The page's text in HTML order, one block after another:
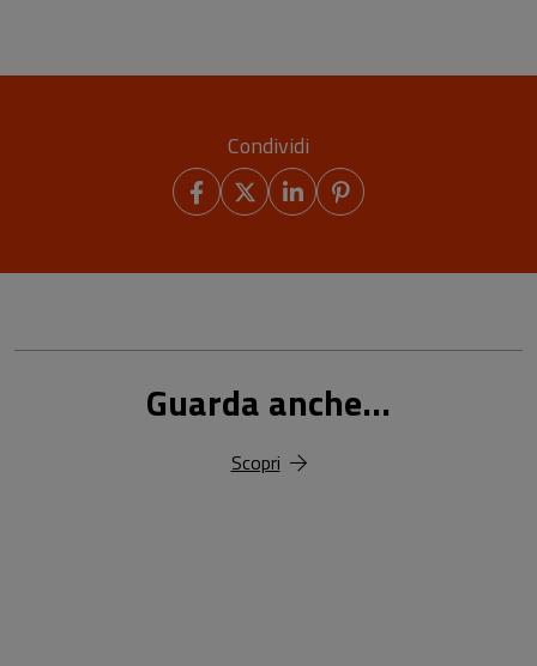
Condividi
Guarda anche...
Scopri